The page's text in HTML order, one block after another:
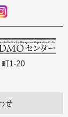
1-20
せ